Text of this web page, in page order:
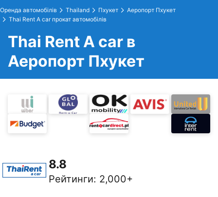
Оренда автомобілів Thailand Пхукет
Аеропорт Пхукет
Thai Rent A car прокат автомобілів
Thai Rent A car в
Аеропорт Пхукет
8.8
Рейтинги: 2,000+